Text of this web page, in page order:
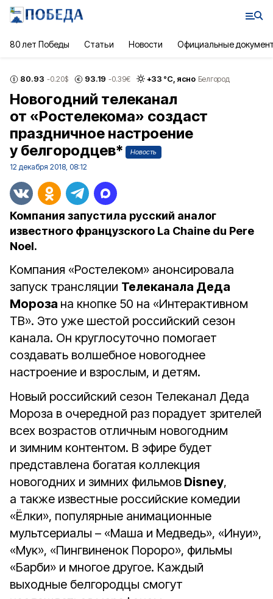
80 лет Победы Статьи Новости Официальные
80.93 -0.20$ 93.19 -0.39€ +33 °С, ясно Белгород
Новогодний телеканал
от «Ростелекома» создаст
праздничное настроение
у белгородцев*
Новость
12 декабря 2018, 08:12
Компания запустила русский аналог
известного французского La Chaine du Pere
Noel.
Компания «Ростелеком» анонсировала
запуск трансляции Телеканала Деда
Мороза на кнопке 50 на «Интерактивном
ТВ». Это уже шестой российский сезон
канала. Он круглосуточно помогает
создавать волшебное новогоднее
настроение и взрослым, и детям.
Новый российский сезон Телеканал Деда
Мороза в очередной раз порадует зрителей
всех возрастов отличным новогодним
и зимним контентом. В эфире будет
представлена богатая коллекция
новогодних и зимних фильмов Disney,
а также известные российские комедии
«Ёлки», популярные анимационные
мультсериалы – «Маша и Медведь», «Инуи»,
«Мук», «Пингвиненок Пороро», фильмы
«Барби» и многое другое. Каждый
выходные белгородцы смогут